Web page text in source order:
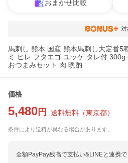
おまかせ比較
対
馬刺し 熊本 国産 熊本馬刺し大定番5
ミ ヒレ フタエゴ ユッケ タレ付
おつまみセット 肉 晩酌
価格
5,480 円 送料無料 （東京都）
条件により送料が異なる場合があります。
全額PayPay残高で支払い&LINEと連携で